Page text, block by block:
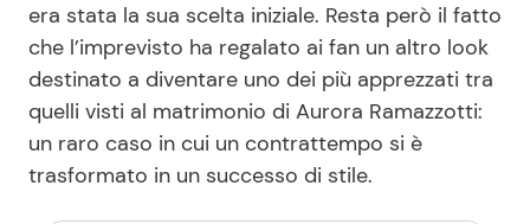
era stata la sua scelta iniziale. Resta però il fatto
che l’imprevisto ha regalato ai fan un altro look
destinato a diventare uno dei più apprezzati tra
quelli visti al matrimonio di Aurora Ramazzotti:
un raro caso in cui un contrattempo si è
trasformato in un successo di stile.